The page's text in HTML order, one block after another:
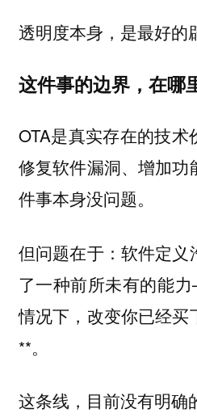
透明度本身，是最好的
这件事的边界，在哪
OTA是真实存在的技
修复软件漏洞、增加功
件事本身没问题。
但问题在于：软件定
了一种前所未有的能
情况下，改变你已经
**。
这条线，目前没有明确